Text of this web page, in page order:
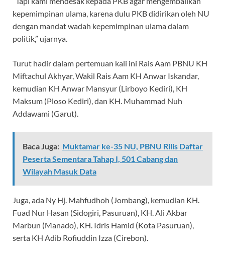
kepemimpinan ulama, karena dulu PKB didirikan oleh NU
dengan mandat wadah kepemimpinan ulama dalam
politik,” ujarnya.
Turut hadir dalam pertemuan kali ini Rais Aam PBNU KH
Miftachul Akhyar, Wakil Rais Aam KH Anwar Iskandar,
kemudian KH Anwar Mansyur (Lirboyo Kediri), KH
Maksum (Ploso Kediri), dan KH. Muhammad Nuh
Addawami (Garut).
Baca Juga: Muktamar ke-35 NU, PBNU Rilis Daftar
Peserta Sementara Tahap I, 501 Cabang dan
Wilayah Masuk Data
Juga, ada Ny Hj. Mahfudhoh (Jombang), kemudian KH.
Fuad Nur Hasan (Sidogiri, Pasuruan), KH. Ali Akbar
Marbun (Manado), KH. Idris Hamid (Kota Pasuruan),
serta KH Adib Rofiuddin Izza (Cirebon).